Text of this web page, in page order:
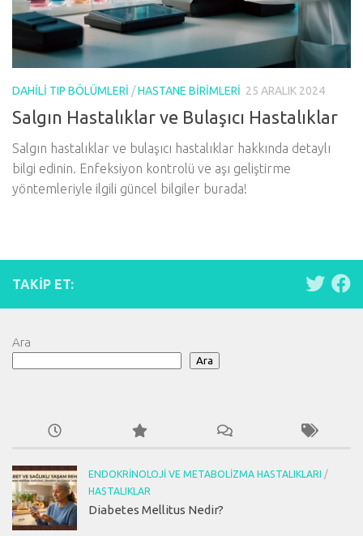
DAHILI TIP BÖLÜMLERI /HASTANE BIRIMLERI 25 ARALIK 2024
Salgın Hastalıklar ve Bulaşıcı Hastalıklar
Salgın hastalıklar ve bulaşıcı hastalıklar hakkında detaylı
bilgi edinin. Enfeksiyon kontrolü ve aşı geliştirme
yöntemleriyle ilgili güncel bilgiler burada!
TAKIP ET:
Ara
Ara
ENDOKRINOLOJI VE METABOLIZMA HASTALIKLARI
/
HASTALIKLAR
Diabetes Mellitus Nedir?